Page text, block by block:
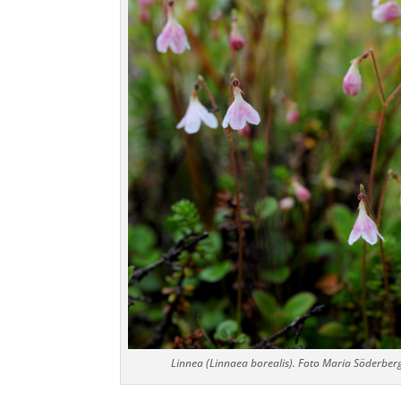
Linnea (Linnaea borealis). Foto Maria